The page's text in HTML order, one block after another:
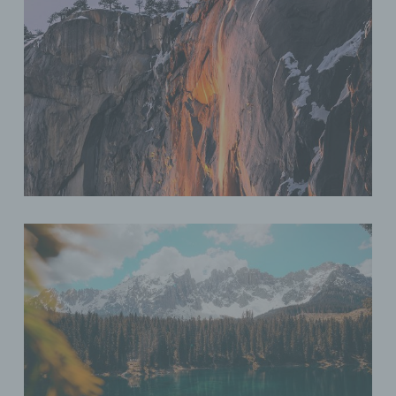
e) Profiling
Profiling ist jede Art der automatisierten
Verarbeitung personenbezogener Daten,
die darin besteht, dass diese
personenbezogenen Daten verwendet
werden, um bestimmte persönliche
Aspekte, die sich auf eine natürliche
Person beziehen, zu bewerten,
Arbeitsleistung, wirtschaftlicher Lage,
Gesundheit, persönlicher Vorlieben,
Interessen, Zuverlässigkeit, Verhalten,
Aufenthaltsort oder Ortswechsel dieser
natürlichen Person zu analysieren oder
vorherzusagen.
f) Pseudonymisierung